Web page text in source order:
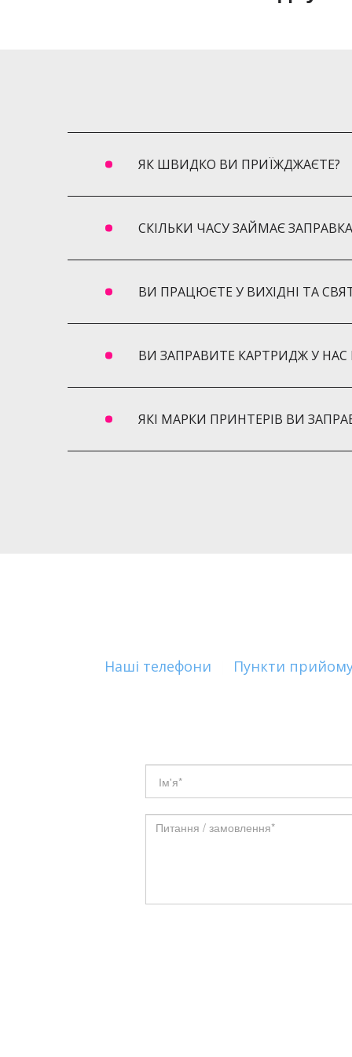
Заправка картриджів Русанівські сади
Заправка картриджів Софіївська
ЯК ШВИДКО ВИ ПРИЇЖДЖАЄТЕ?
СКІЛЬКИ ЧАСУ ЗАЙМАЄ
ВИ ПРАЦЮЄТЕ У ВИХІДНІ ТА
ВИ ЗАПРАВИТЕ КАРТРИДЖ У НАС
ЯКІ МАРКИ ПРИНТЕРІВ ВИ
Наші телефони Пункти